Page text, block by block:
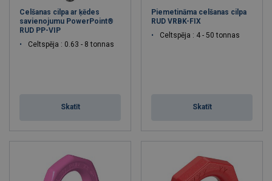
Celšanas cilpa ar ķēdes
savienojumu PowerPoint®
RUD PP-VIP
Celtspēja : 0.63 - 8 tonnas
Skatīt
Piemetināma celšanas cilpa
RUD VRBK-FIX
Celtspēja : 4 - 50 tonnas
Skatīt